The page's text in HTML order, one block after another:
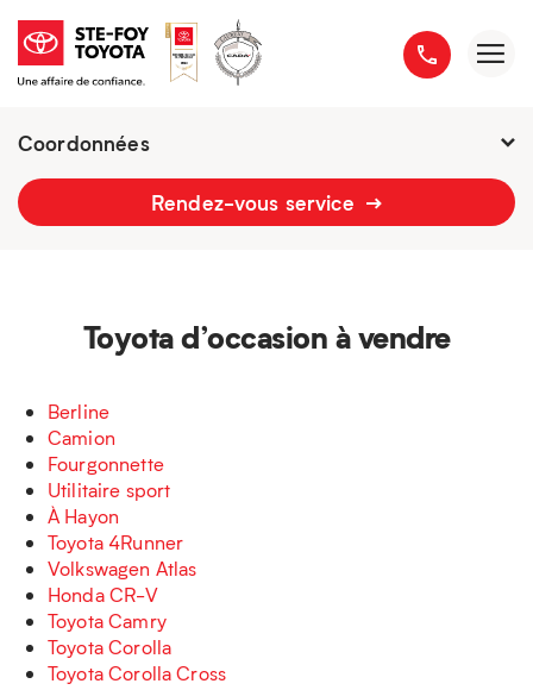
Coordonnées
Présentement ouvert jusqu'à 21h
Rendez-vous service
Toyota d’occasion à vendre
Berline
Camion
Fourgonnette
Utilitaire sport
À Hayon
Toyota 4Runner
Volkswagen Atlas
Honda CR-V
Toyota Camry
Toyota Corolla
Toyota Corolla Cross